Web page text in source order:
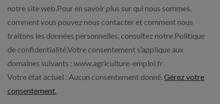
notre site web.Pour en savoir plus sur qui nous sommes,
comment vous pouvez nous contacter et comment nous
traitons les données personnelles, consultez notre Politique
de confidentialité.Votre consentement s’applique aux
domaines suivants : www.agriculture-emploi.fr
Votre état actuel : Aucun consentement donné.Gérez votre
consentement.